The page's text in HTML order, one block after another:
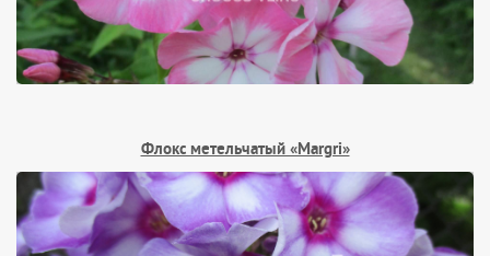
Флокс метельчатый «Margri»